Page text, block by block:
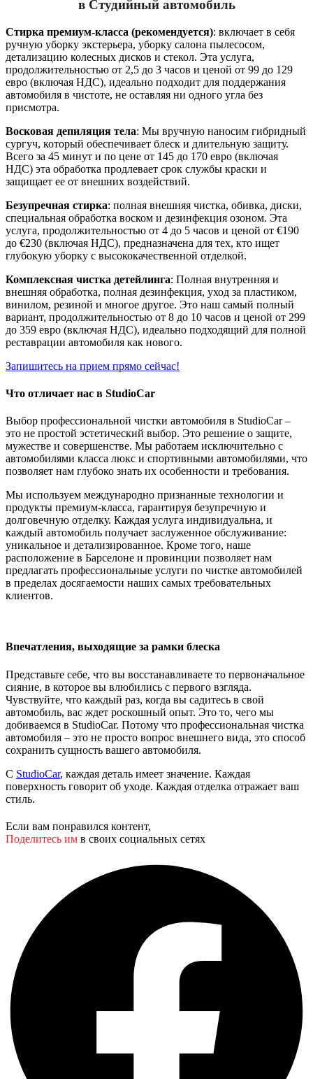
в Студийный автомобиль
Стирка премиум-класса (рекомендуется): включает в себя
ручную уборку экстерьера, уборку салона пылесосом,
детализацию колесных дисков и стекол. Эта услуга,
продолжительностью от 2,5 до 3 часов и ценой от 99 до 129
евро (включая НДС), идеально подходит для поддержания
автомобиля в чистоте, не оставляя ни одного угла без
присмотра.
Восковая депиляция тела: Мы вручную наносим гибридный
сургуч, который обеспечивает блеск и длительную защиту.
Всего за 45 минут и по цене от 145 до 170 евро (включая
НДС) эта обработка продлевает срок службы краски и
защищает ее от внешних воздействий.
Безупречная стирка: полная внешняя чистка, обивка, диски,
специальная обработка воском и дезинфекция озоном. Эта
услуга, продолжительностью от 4 до 5 часов и ценой от €190
до €230 (включая НДС), предназначена для тех, кто ищет
глубокую уборку с высококачественной отделкой.
Комплексная чистка детейлинга: Полная внутренняя и
внешняя обработка, полная дезинфекция, уход за пластиком,
винилом, резиной и многое другое. Это наш самый полный
вариант, продолжительностью от 8 до 10 часов и ценой от 299
до 359 евро (включая НДС), идеально подходящий для полной
реставрации автомобиля как нового.
Запишитесь на прием прямо сейчас!
Что отличает нас в StudioCar
Выбор профессиональной чистки автомобиля в StudioCar –
это не простой эстетический выбор. Это решение о защите,
мужестве и совершенстве. Мы работаем исключительно с
автомобилями класса люкс и спортивными автомобилями, что
позволяет нам глубоко знать их особенности и требования.
Мы используем международно признанные технологии и
продукты премиум-класса, гарантируя безупречную и
долговечную отделку. Каждая услуга индивидуальна, и
каждый автомобиль получает заслуженное обслуживание:
уникальное и детализированное. Кроме того, наше
расположение в Барселоне и провинции позволяет нам
предлагать профессиональные услуги по чистке автомобилей
в пределах досягаемости наших самых требовательных
клиентов.
Впечатления, выходящие за рамки блеска
Представьте себе, что вы восстанавливаете то первоначальное
сияние, в которое вы влюбились с первого взгляда.
Чувствуйте, что каждый раз, когда вы садитесь в свой
автомобиль, вас ждет роскошный опыт. Это то, чего мы
добиваемся в StudioCar. Потому что профессиональная чистка
автомобиля – это не просто вопрос внешнего вида, это способ
сохранить сущность вашего автомобиля.
С StudioCar, каждая деталь имеет значение. Каждая
поверхность говорит об уходе. Каждая отделка отражает ваш
стиль.
Если вам понравился контент,
Поделитесь им в своих социальных сетях